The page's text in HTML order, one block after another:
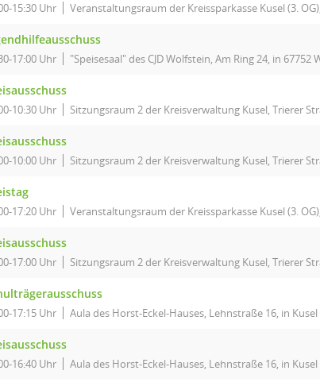
15:30 Uhr Veranstaltungsraum der Kreissparkasse Kusel (3.
17:00 Uhr "Speisesaal" des CJD Wolfstein, Am Ring 24, in 67752
10:30 Uhr Sitzungsraum 2 der Kreisverwaltung Kusel, Trierer
10:00 Uhr Sitzungsraum 2 der Kreisverwaltung Kusel, Trierer
17:20 Uhr Veranstaltungsraum der Kreissparkasse Kusel (3.
17:00 Uhr Sitzungsraum 2 der Kreisverwaltung Kusel, Trierer
17:15 Uhr Aula des Horst-Eckel-Hauses, Lehnstraße 16, in Kusel
16:40 Uhr Aula des Horst-Eckel-Hauses, Lehnstraße 16, in Kusel